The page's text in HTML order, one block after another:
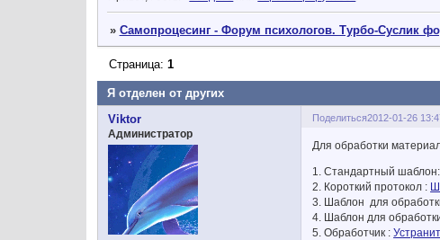
» Самопроцесинг - Форум психологов. Турбо-Суслик
Я отделен от других
Страница: 1
Поделиться2012-01-26
Viktor
Администратор
Для обработки
1. Стандартный шаблон:
2. Короткий протокол :
3. Шаблон для
4. Шаблон для
5. Обработчик :